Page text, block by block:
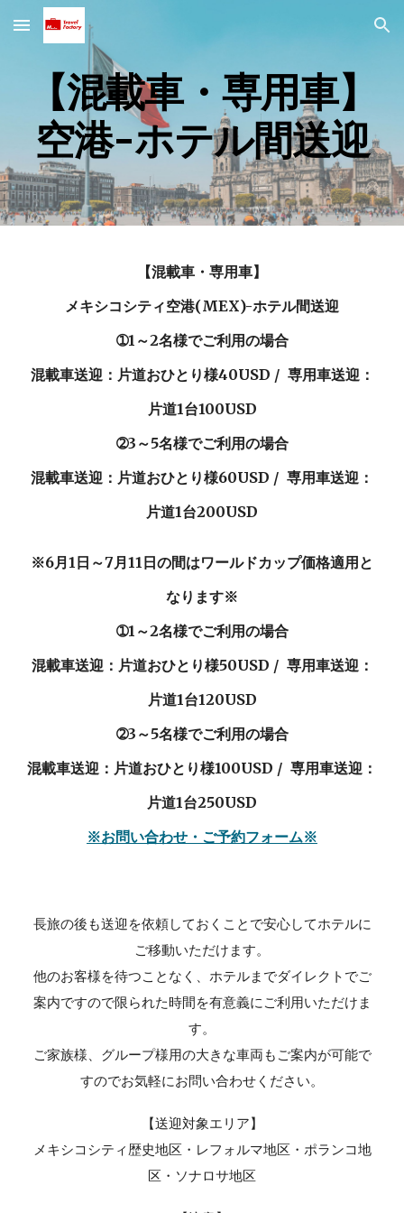
Skip to main content Skip to navigation
【混載車・専用車】
空港-ホテル間送迎
【混載車・専用車】
メキシコシティ空港(MEX)-ホテル間送迎
➀1～2名様でご利用の場合
混載車送迎：片道おひとり様40USD / 専用車送迎：
片道1台100USD
➁3～5名様でご利用の場合
混載車送迎：片道おひとり様60USD / 専用車送迎：
片道1台200USD
※6月1日～7月11日の間はワールドカップ価格適用と
なります※
➀1～2名様でご利用の場合
混載車送迎：片道おひとり様50USD / 専用車送迎：
片道1台120USD
➁3～5名様でご利用の場合
混載車送迎：片道おひとり様100USD / 専用車送迎：
片道1台250USD
※お問い合わせ・ご予約フォーム※
長旅の後も送迎を依頼しておくことで安心してホテルに
ご移動いただけます。
他のお客様を待つことなく、ホテルまでダイレクトでご
案内ですので限られた時間を有意義にご利用いただけま
す。
ご家族様、グループ様用の大きな車両もご案内が可能で
すのでお気軽にお問い合わせください。
【送迎対象エリア】
メキシコシティ歴史地区・レフォルマ地区・ポランコ地
区・ソナロサ地区